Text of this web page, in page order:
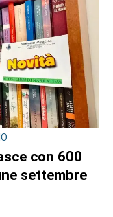
con 600
settembre